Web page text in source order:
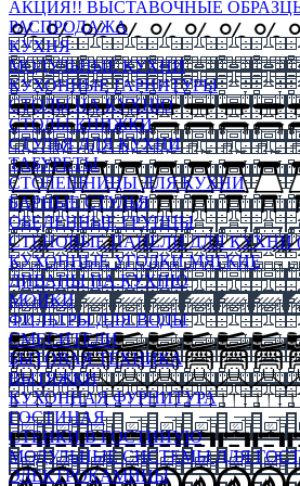
АКЦИЯ!! ВЫСТАВОЧНЫЕ
РАСПРОДАЖА
КУХНЯ
МОДУЛЬНЫЕ КУХНИ
КУХОННЫЕ ГАРНИТУРЫ
СТОЛЫ НА КУХНЮ
СТОЛЫ КНИЖКИ
СТУЛЬЯ ДЛЯ КУХНИ
ТАБУРЕТЫ
СТОЛЕШНИЦЫ ДЛЯ КУХНИ
БАРНЫЕ СТУЛЬЯ
ОБЕДЕННЫЕ ГРУППЫ
СТЕНОВЫЕ ПАНЕЛИ ДЛЯ КУХНИ
КУХОННЫЕ УГОЛКИ МЯГКИЕ
ДИВАНЫ НА КУХНЮ
МОЙКИ
ФИЛЬТРЫ ДЛЯ ВОДЫ
СМЕСИТЕЛИ
БЫТОВАЯ ТЕХНИКА
ВЫТЯЖКИ
КУХОННАЯ ФУРНИТУРА
ГОСТИНАЯ
СТЕНКИ В ГОСТИНУЮ
МОДУЛЬНЫЕ СИСТЕМЫ ДЛЯ
ЭЛЕКТРОКАМИНЫ